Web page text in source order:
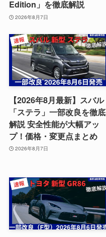
Edition」を徹底解説
2026年8月7日
【2026年8月最新】スバル
「ステラ」一部改良を徹底
解説 安全性能が大幅アッ
プ！価格・変更点まとめ
2026年8月7日